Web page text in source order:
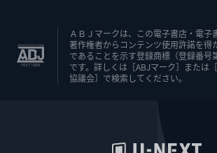
ＡＢＪマークは、この電子書店・電子
著作権者からコンテンツ使用許諾を得
であることを示す登録商標（登録番号
です。詳しくは［ABJマーク］または
協議会］で検索してください。